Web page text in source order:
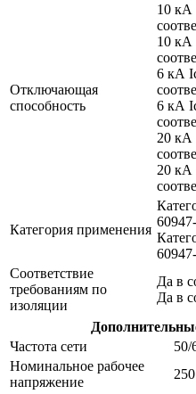
Отключающая
способность
10 кА
10 кА
6 кА
6 кА
20 кА
20 кА
Категория применения
Соответствие
требованиям по
изоляции
Да в
Да в
Частота сети
50/
Номинальное рабочее
напряжение